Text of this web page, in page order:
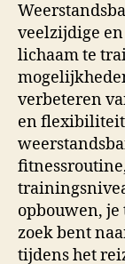
veelzijdige
lichaam te
verbeteren
en
opbouwen,
zoek bent
tijdens het